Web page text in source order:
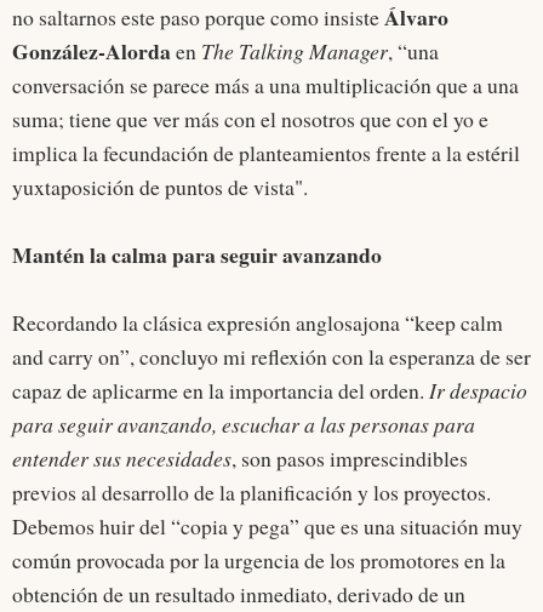
no saltarnos este paso porque como insisteÁlvaro
González-Alordaen The Talking Manager, “una
conversación se parece más a una multiplicación que a una
suma; tiene que ver más con el nosotros que con el yo e
implica la fecundación de planteamientos frente a la estéril
yuxtaposición de puntos de vista".
Mantén la calma para seguir avanzando
Recordando la clásica expresión anglosajona “keep calm
and carry on”, concluyo mi reflexión con la esperanza de ser
capaz de aplicarme en la importancia del orden. Ir despacio
para seguir avanzando, escuchar a las personas para
entender sus necesidades, son pasos imprescindibles
previos al desarrollo de la planificación y los proyectos.
Debemos huir del “copia y pega” que es una situación muy
común provocada por la urgencia de los promotores en la
obtención de un resultado inmediato, derivado de un